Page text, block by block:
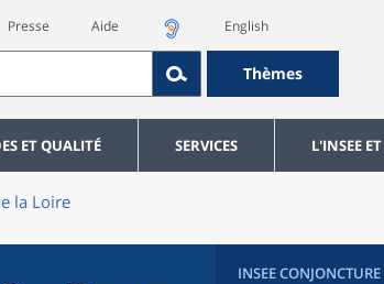
Presse Aide English
Thèmes
ET QUALITÉ SERVICES L'INSEE
la Loire
INSEE